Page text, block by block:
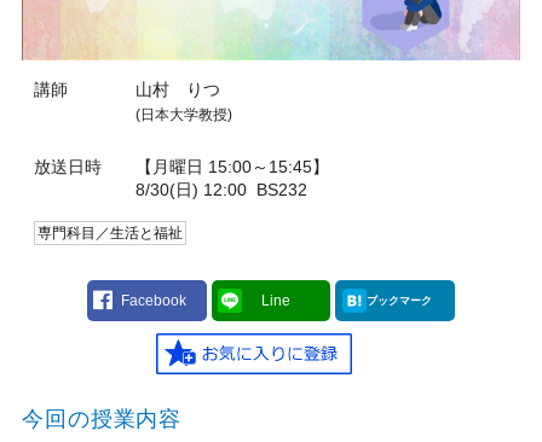
講師 山村 りつ
(日本大学教授)
放送日時
【月曜日 15:00～15:45】
8/30(日) 12:00BS232
専門科目／生活と福祉
Facebook Line ブックマーク
今回の授業内容